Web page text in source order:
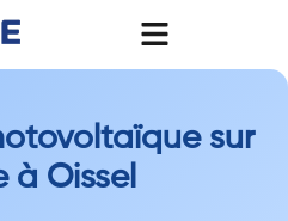
sur
à Oissel